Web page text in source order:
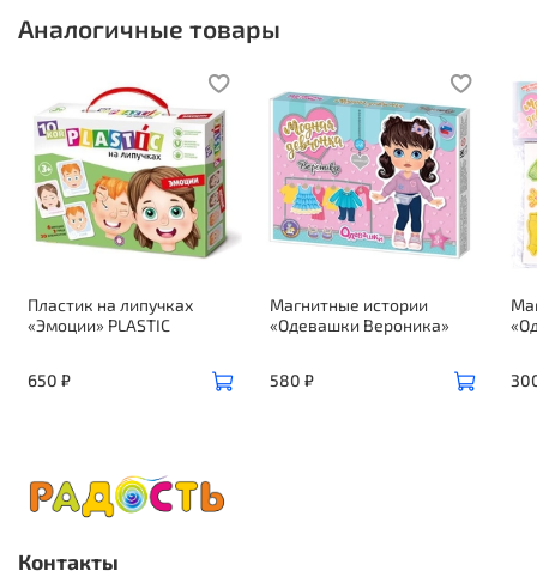
Аналогичные товары
Пластик на липучках
«Эмоции» PLASTIC
650 ₽
Магнитные истории
«Одевашки Вероника»
580 ₽
Контакты